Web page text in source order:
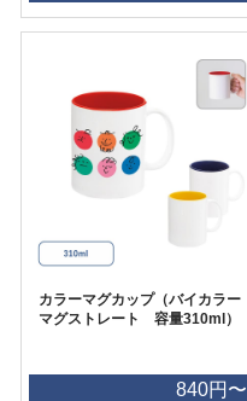
カラーマグカップ（バイカラー
マグストレート 容量310ml）
840円〜